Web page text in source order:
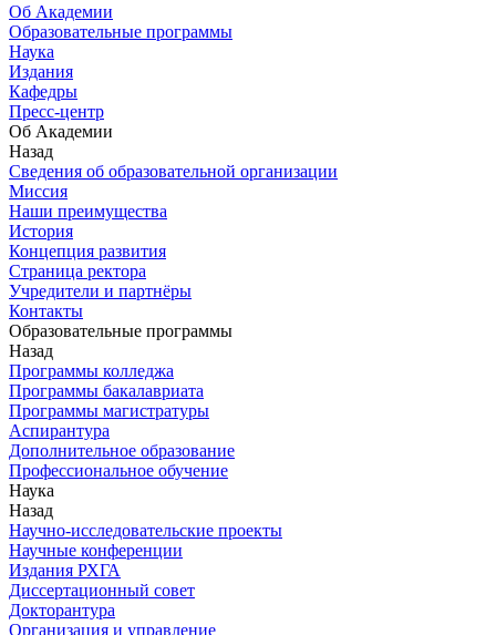
Об Академии
Образовательные программы
Наука
Издания
Кафедры
Пресс-центр
Об Академии
Назад
Сведения об образовательной организации
Миссия
Наши преимущества
История
Концепция развития
Страница ректора
Учредители и партнёры
Контакты
Образовательные программы
Назад
Программы колледжа
Программы бакалавриата
Программы магистратуры
Аспирантура
Дополнительное образование
Профессиональное обучение
Наука
Назад
Научно-исследовательские проекты
Научные конференции
Издания РХГА
Диссертационный совет
Докторантура
Организация и управление